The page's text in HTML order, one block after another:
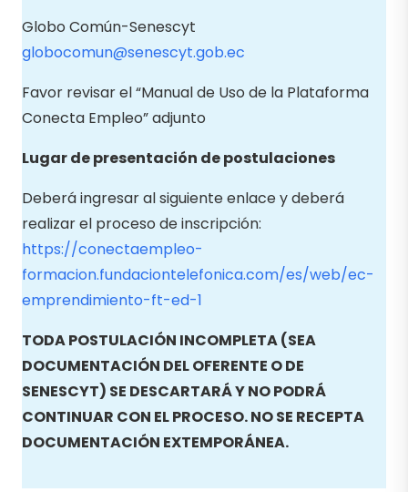
Globo Común-Senescyt
globocomun@senescyt.gob.ec
Favor revisar el “Manual de Uso de la Plataforma
Conecta Empleo” adjunto
Lugar de presentación de postulaciones
Deberá ingresar al siguiente enlace y deberá
realizar el proceso de inscripción:
https://conectaempleo-
formacion.fundaciontelefonica.com/es/web/ec-
emprendimiento-ft-ed-1
TODA POSTULACIÓN INCOMPLETA (SEA
DOCUMENTACIÓN DEL OFERENTE O DE
SENESCYT) SE DESCARTARÁ Y NO PODRÁ
CONTINUAR CON EL PROCESO. NO SE RECEPTA
DOCUMENTACIÓN EXTEMPORÁNEA.